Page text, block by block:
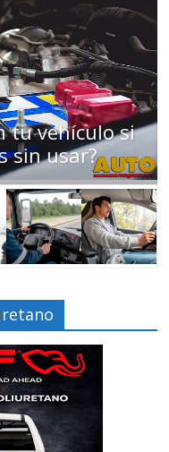
Motos Movilidad
destino de
región